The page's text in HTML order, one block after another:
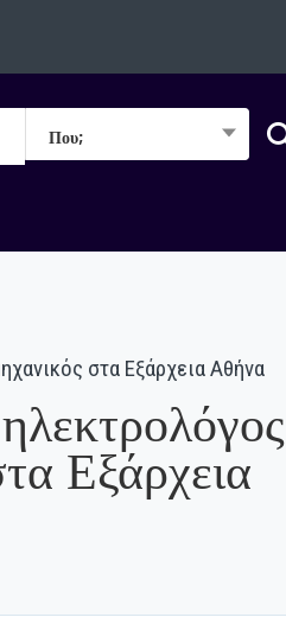
Που;
στα Εξάρχεια Αθήνα
Εξάρχεια